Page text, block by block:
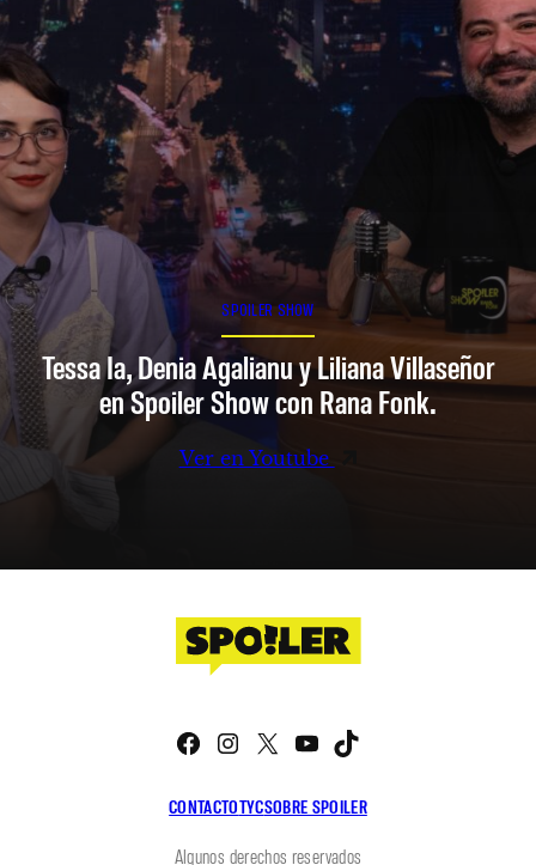
SPOILER SHOW
Tessa Ia, Denia Agalianu y Liliana Villaseñor
en Spoiler Show con Rana Fonk.
Ver en Youtube
CONTACTOTYCSOBRE SPOILER
Facebook
Instagram
X YouTube
Algunos derechos reservados